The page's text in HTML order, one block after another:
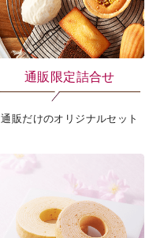
通販限定詰合せ
通販だけのオリジナルセット